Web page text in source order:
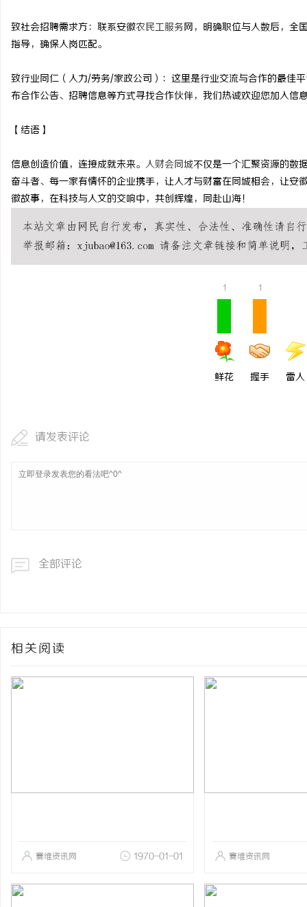
致社会招聘需求方：联系安徽农民工服务网，明确职位与人数后，全
指导，确保人岗匹配。
致行业同仁（人力/劳务/家政公司）：这里是行业交流与合作的最佳
布合作公告、招聘信息等方式寻找合作伙伴，我们热诚欢迎您加入信
【结语】
信息创造价值，连接成就未来。 人财会同城不仅是一个汇聚资源的数
奋斗者、每一家有情怀的企业携手，让人才与财富在同城相会，让
徽故事，在科技与人文的交响中，共创辉煌，同赴山海！
1
鲜花
1
握手 雷人
请发表评论
全部评论
相关阅读
赛维资讯网 1970-01-01 赛维资讯网